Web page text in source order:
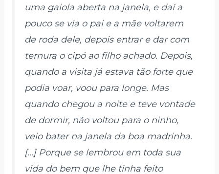
uma gaiola aberta na janela, e daí a
pouco se via o pai e a mãe voltarem
de roda dele, depois entrar e dar com
ternura o cipó ao filho achado. Depois,
quando a visita já estava tão forte que
podia voar, voou para longe. Mas
quando chegou a noite e teve vontade
de dormir, não voltou para o ninho,
veio bater na janela da boa madrinha.
[…] Porque se lembrou em toda sua
vida do bem que lhe tinha feito